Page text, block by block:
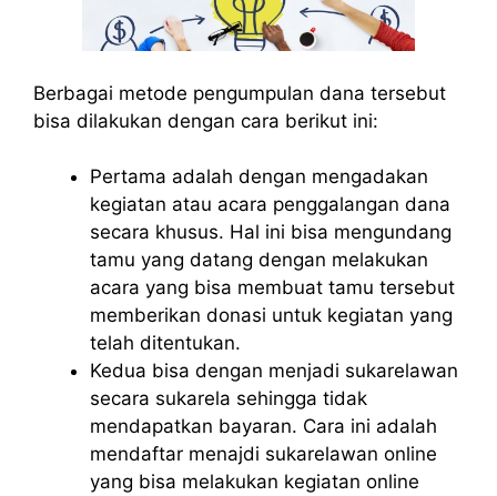
Berbagai metode pengumpulan dana tersebut
bisa dilakukan dengan cara berikut ini:
Pertama adalah dengan mengadakan
kegiatan atau acara penggalangan dana
secara khusus. Hal ini bisa mengundang
tamu yang datang dengan melakukan
acara yang bisa membuat tamu tersebut
memberikan donasi untuk kegiatan yang
telah ditentukan.
Kedua bisa dengan menjadi sukarelawan
secara sukarela sehingga tidak
mendapatkan bayaran. Cara ini adalah
mendaftar menajdi sukarelawan online
yang bisa melakukan kegiatan online